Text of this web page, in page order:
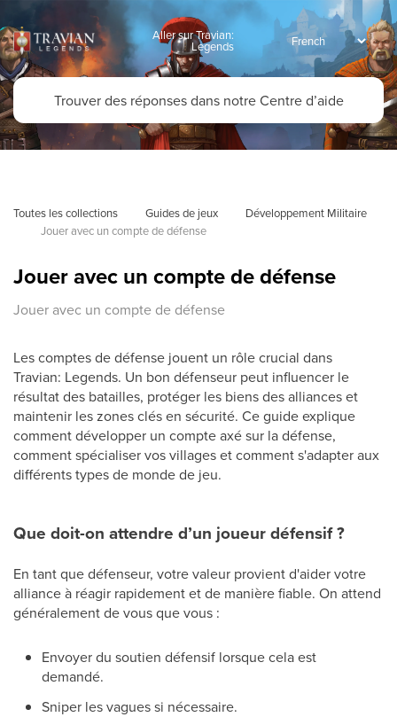
Aller sur Travian:
Legends
Toutes les collections Guides de jeux
Développement Militaire
Jouer avec un compte de défense
Jouer avec un compte de défense
Jouer avec un compte de défense
Les comptes de défense jouent un rôle crucial dans
Travian: Legends. Un bon défenseur peut influencer le
résultat des batailles, protéger les biens des alliances et
maintenir les zones clés en sécurité. Ce guide explique
comment développer un compte axé sur la défense,
comment spécialiser vos villages et comment s'adapter aux
différents types de monde de jeu.
Que doit-on attendre d’un joueur défensif ?
En tant que défenseur, votre valeur provient d'aider votre
alliance à réagir rapidement et de manière fiable. On attend
généralement de vous que vous :
Envoyer du soutien défensif lorsque cela est
demandé.
Sniper les vagues si nécessaire.